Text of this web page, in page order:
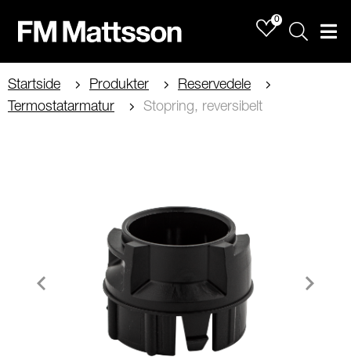
0
Sök
Startside Produkter
Reservedele
Termostatarmatur
Stopring, reversibelt